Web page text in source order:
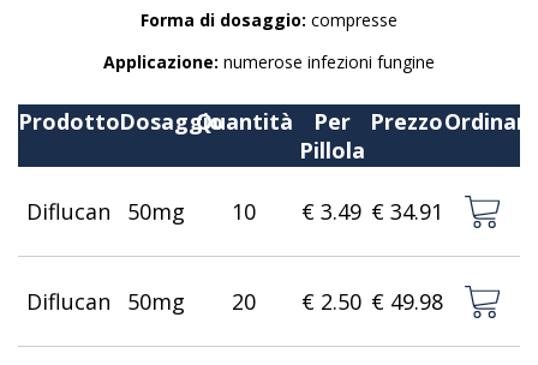
Forma di dosaggio: compresse
Applicazione: numerose infezioni fungine
ProdottoDosaggioQuantità
Per
Pillola
Prezzo
Diflucan 50mg 10 € 3.49 € 34.91
Diflucan 50mg 20 € 2.50 € 49.98